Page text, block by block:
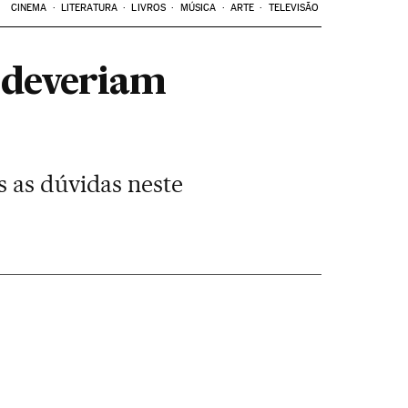
CINEMA LITERATURA LIVROS MÚSICA ARTE TELEVISÃO
as dúvidas neste